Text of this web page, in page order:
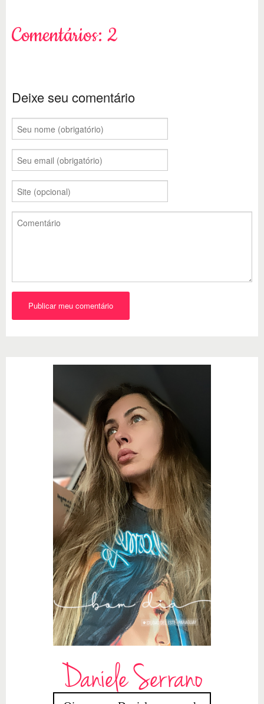
Comentários: 2
Deixe seu comentário
Daniele Serrano